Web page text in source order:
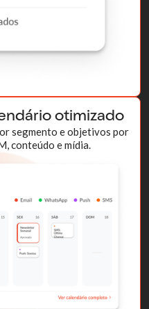
otimizado
segmento e objetivos por
conteúdo e mídia.